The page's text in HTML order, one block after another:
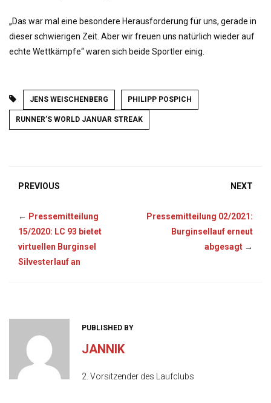
„Das war mal eine besondere Herausforderung für uns, gerade in
dieser schwierigen Zeit. Aber wir freuen uns natürlich wieder auf
echte Wettkämpfe“ waren sich beide Sportler einig.
JENS WEISCHENBERG PHILIPP POSPICH
RUNNER’S WORLD JANUAR STREAK
PREVIOUS
← Pressemitteilung
15/2020: LC 93 bietet
virtuellen Burginsel
Silvesterlauf an
NEXT
Pressemitteilung 02/2021:
Burginsellauf erneut
abgesagt →
PUBLISHED BY
JANNIK
2. Vorsitzender des Laufclubs